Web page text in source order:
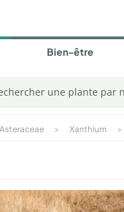
Bien-être
une plante par
Asteraceae > Xanthium >